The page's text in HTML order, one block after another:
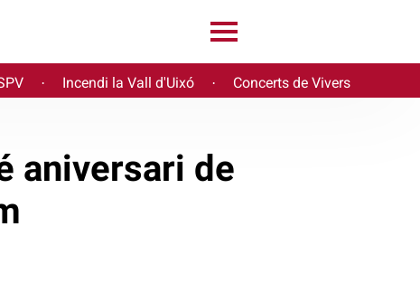
· Incendi la Vall d'Uixó · Concerts de Vivers
aniversari de